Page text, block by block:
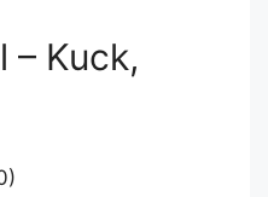
– Kuck,